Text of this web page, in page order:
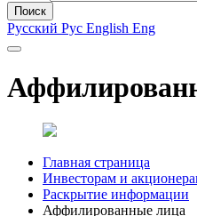
Поиск
Русский Рус English Eng
Главная страница
Инвесторам и
Раскрытие информации
Аффилированные лица